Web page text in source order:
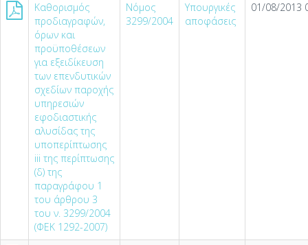
Καθορισμός
προδιαγραφών,
όρων και
προϋποθέσεων
για εξειδίκευση
των επενδυτικών
σχεδίων παροχής
υπηρεσιών
εφοδιαστικής
αλυσίδας της
υποπερίπτωσης
iii της περίπτωσης
(δ) της
παραγράφου 1
του άρθρου 3
του ν. 3299/2004
(ΦΕΚ 1292-2007)
Νόμος
3299/2004
Υπουργικές
αποφάσεις
01/08/2013